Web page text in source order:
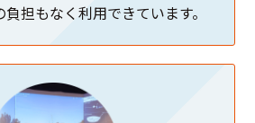
担もなく利用できています。